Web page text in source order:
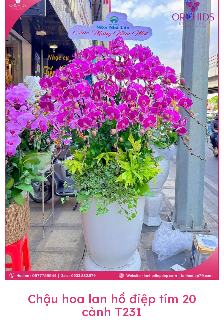
Chậu hoa lan hồ điệp tím 20
cành T231